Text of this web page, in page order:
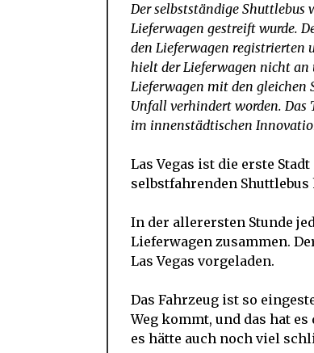
Der selbstständige Shuttlebus
Lieferwagen gestreift wurde.
den Lieferwagen registrierten
hielt der Lieferwagen nicht an
Lieferwagen mit den gleichen
Unfall verhindert worden. Das
im innenstädtischen
Las Vegas ist die erste
selbstfahrenden
In der allerersten Stunde
Lieferwagen zusammen.
Las Vegas vorgeladen.
Das Fahrzeug ist so
Weg kommt, und das hat
es hätte auch noch viel